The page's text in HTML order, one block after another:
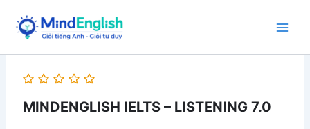
content
MINDENGLISH IELTS – LISTENING 7.0